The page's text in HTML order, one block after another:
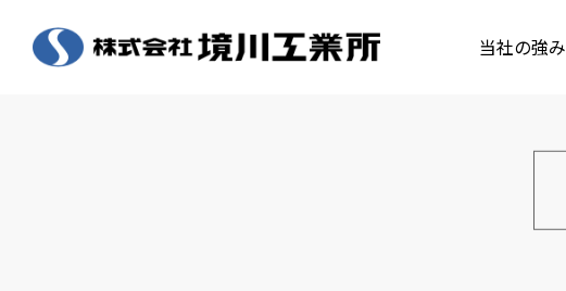
当社の強み